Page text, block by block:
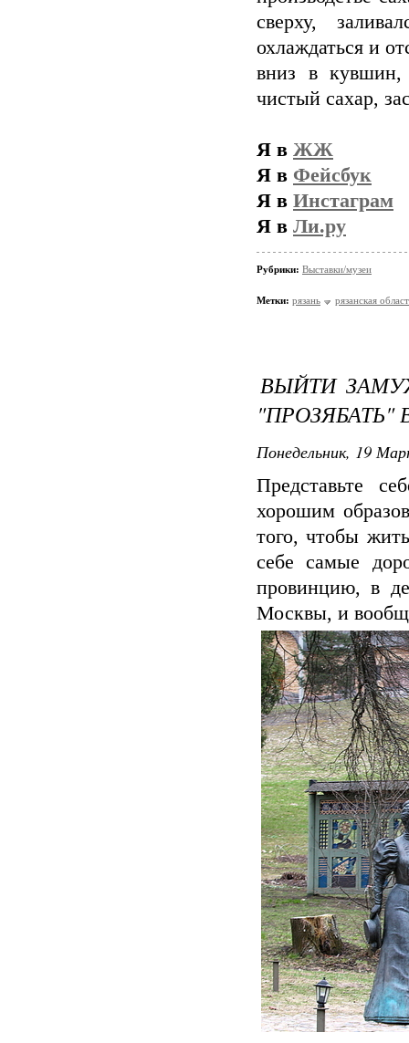
сверху,
охлаждаться и
вниз в кувшин,
чистый сахар,
Я в ЖЖ
Я в Фейсбук
Я в Инстаграм
Я в Ли.ру
Рубрики: Выставки/музеи
Метки: рязань рязанская
ВЫЙТИ
Понедельник, 19
Представьте
хорошим
того, чтобы
себе самые
провинцию, в
Москвы, и